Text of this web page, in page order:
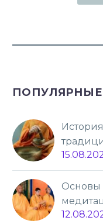
ПОПУЛЯРНЫЕ
Основы